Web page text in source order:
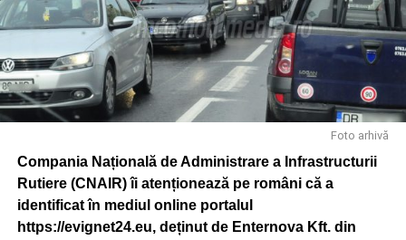
Foto arhivă
Compania Națională de Administrare a Infrastructurii
Rutiere (CNAIR) îi atenționează pe români că a
identificat în mediul online portalul
https://evignet24.eu, deținut de Enternova Kft. din